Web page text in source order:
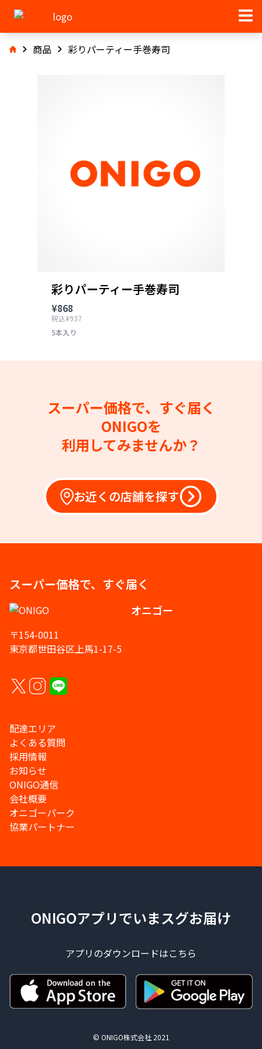
商品 彩りパーティー手巻寿司
彩りパーティー手巻寿司
¥868
税込¥937
5本入り
スーパー価格で、すぐ届く
ONIGOを
利用してみませんか？
お近くの店舗を探す
スーパー価格で、すぐ届く
オニゴー
〒154-0011
東京都世田谷区上馬1-17-5
配達エリア
よくある質問
採用情報
お知らせ
ONIGO通信
会社概要
オニゴーパーク
協業パートナー
ONIGOアプリでいまスグお届け
アプリのダウンロードはこちら
© ONIGO株式会社 2021